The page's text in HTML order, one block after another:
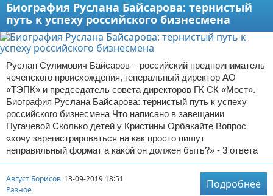
Биография Руслана Байсарова: тернистый
путь к успеху российского бизнесмена
Руслан Сулимович Байсаров – российский предприниматель
чеченского происхождения, генеральный директор АО
«ТЭПК» и председатель совета директоров ГК СК «Мост».
Биография Руслана Байсарова: тернистый путь к успеху
российского бизнесмена Что написано в завещании
Пугачевой Сколько детей у Кристины Орбакайте Вопрос
«хочу зарегистрироваться на как просто пишут
неправильный формат а какой он должен быть?» - 3 ответа
Август Борисов 13-09-2019 18:51
Разное
Подробнее